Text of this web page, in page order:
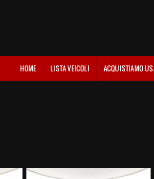
HOME LISTA VEICOLI ACQUISTIAMO